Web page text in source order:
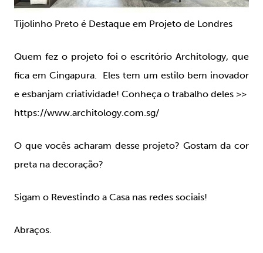
Tijolinho Preto é Destaque em Projeto de Londres
Quem fez o projeto foi o escritório Architology, que
fica em Cingapura. Eles tem um estilo bem inovador
e esbanjam criatividade! Conheça o trabalho deles >>
https://www.architology.com.sg/
O que vocês acharam desse projeto? Gostam da cor
preta na decoração?
Sigam o Revestindo a Casa nas redes sociais!
Abraços.